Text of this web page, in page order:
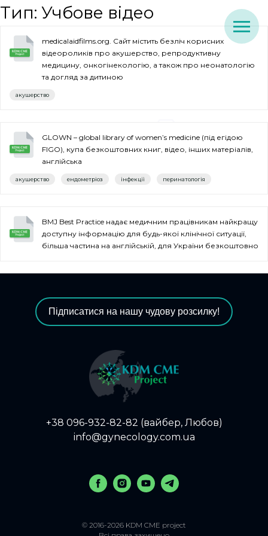
Тип: Учбове відео
medicalaidfilms.org. Сайт містить безліч корисних
відеороликів про акушерство, репродуктивну
медицину, онкогінекологію, а також про неонатологію
та догляд за дитиною
акушерство
GLOWN – global library of women’s medicine (під егідою
FIGO), купа безкоштовних книг, відео, інших матеріалів,
англійська
акушерство ендометріоз інфекції перинатологія
BMJ Best Practice надає медичним працівникам найкращу
доступну інформацію для будь-якої клінічної ситуації,
більша частина на англійській, для України безкоштовно
Підписатися на нашу чудову розсилку!
+38 096-932-82-82 (вайбер, Любов)
info@gynecology.com.ua
© 2016-2026 KDM CME project